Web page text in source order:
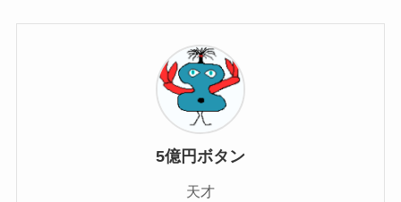
5億円ボタン
天才